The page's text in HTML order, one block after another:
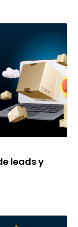
leads y